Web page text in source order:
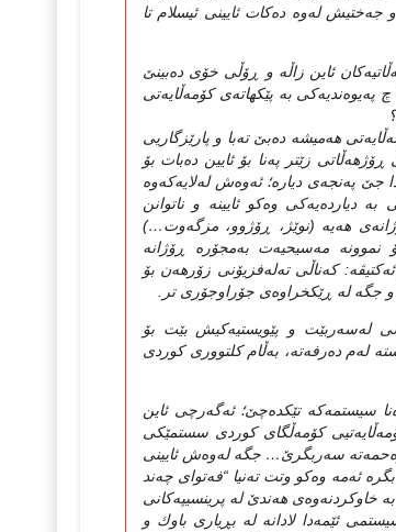
له‌وه‌ ده‌كات ئایینی ئیسلام تا
ئاین زاڵه‌ و ڕۆڵی خۆی ده‌بینێ
چ په‌یوه‌ندیه‌كی به‌ پێكهاته‌ی كۆمه‌ڵایه‌تی
هه‌میشه‌ ده‌بێ‌ ته‌با و پارێزگاریی‌
زێتر په‌نا بۆ ئایین ده‌بات بۆ
جێ په‌نجه‌ی‌ دیاره‌؛ ئه‌وه‌ش له‌لایه‌كه‌وه‌
دیارده‌یه‌كی‌ وه‌كو ئایینه‌ و ناتوانن
هه‌یه‌ (نوێژ، ڕۆژوو، مزگه‌وت…)
نموونه‌ مه‌سیحیه‌ت به‌مجۆره‌ ڕۆژانه‌
كه‌ناڵی‌ ته‌له‌فزیۆنی‌ زۆرهه‌ن بۆ
و جگه‌ له‌ ڕێكخراوه‌ی‌ جۆراوجۆری‌ تر.
له‌سه‌ربێت و پێویستیه‌كیش بێت بۆ
له‌م ده‌رفه‌ته‌، به‌ڵام كلتووری كوردی
سیستمه‌كه‌ تێكده‌چێ‌؛ ئه‌گه‌رچی‌ ئاین
كۆمه‌ڵگای‌ كوردی‌ سستمێكی‌
زه‌حمه‌ته‌ سه‌ربگرێ‌… جگه‌ له‌وه‌ش ئایینی‌
ئه‌مه‌ وه‌كو وتت ته‌نیا “فه‌توای‌ چه‌ند
خاوكردنه‌وه‌ی‌ هه‌ندێ‌ له‌ پرینسیپه‌كانی‌
ئێمه‌دا لادانه‌ له‌ بڕیاری‌ باوك و